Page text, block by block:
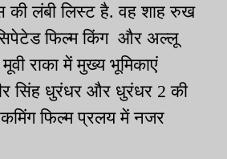
की लंबी लिस्ट है. वह शाह रुख
फिल्म किंग और अल्लू
राका में मुख्य भूमिकाएं
सिंह धुरंधर और धुरंधर 2 की
फिल्म प्रलय में नजर